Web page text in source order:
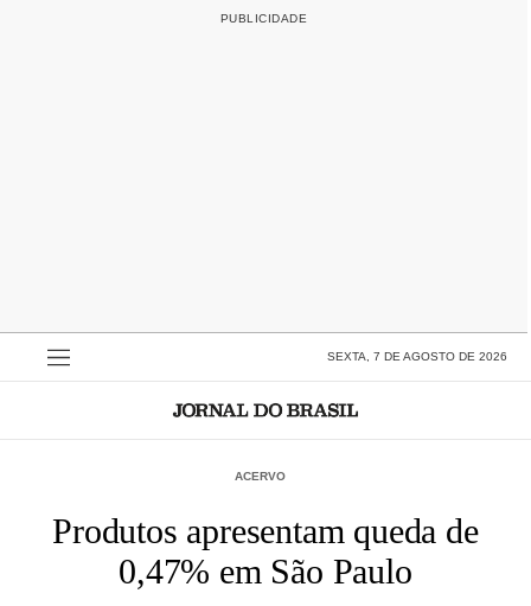
SEXTA, 7 DE AGOSTO DE 2026
ACERVO
Produtos apresentam queda de
0,47% em São Paulo